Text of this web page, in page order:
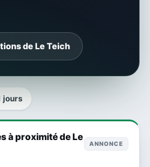
de Le Teich
jours
à proximité de Le
ANNONCE